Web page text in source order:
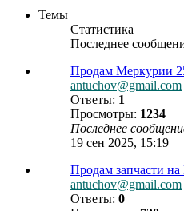
Темы
Статистика
Последнее
Продам Меркурии
antuchov@gmail.com
Ответы: 1
Просмотры: 1234
Последнее
19 сен 2025, 15:19
Продам запчасти
antuchov@gmail.com
Ответы: 0